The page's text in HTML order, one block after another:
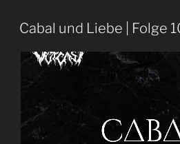
Cabal und Liebe | Folge